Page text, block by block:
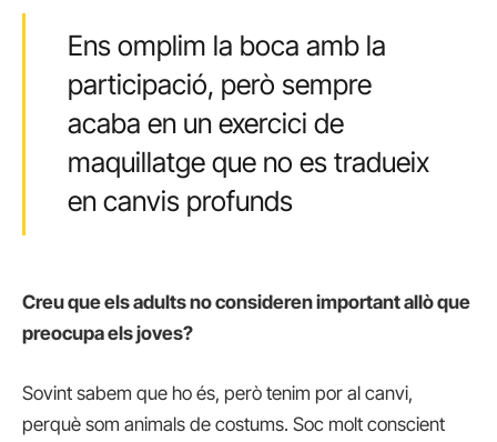
Ens omplim la boca amb la
participació, però sempre
acaba en un exercici de
maquillatge que no es tradueix
en canvis profunds
Creu que els adults no consideren important allò que
preocupa els joves?
Sovint sabem que ho és, però tenim por al canvi,
perquè som animals de costums. Soc molt conscient